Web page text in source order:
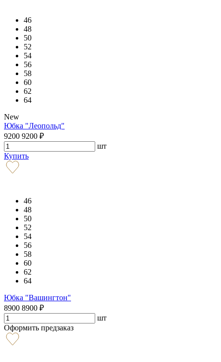
46
48
50
52
54
56
58
60
62
64
New
Юбка "Леопольд"
9200 9200 ₽
шт
Купить
46
48
50
52
54
56
58
60
62
64
Юбка "Вашингтон"
8900 8900 ₽
шт
Оформить предзаказ